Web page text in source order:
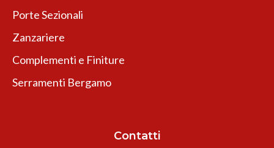
Porte Sezionali
Zanzariere
Complementi e Finiture
Serramenti Bergamo
Contatti